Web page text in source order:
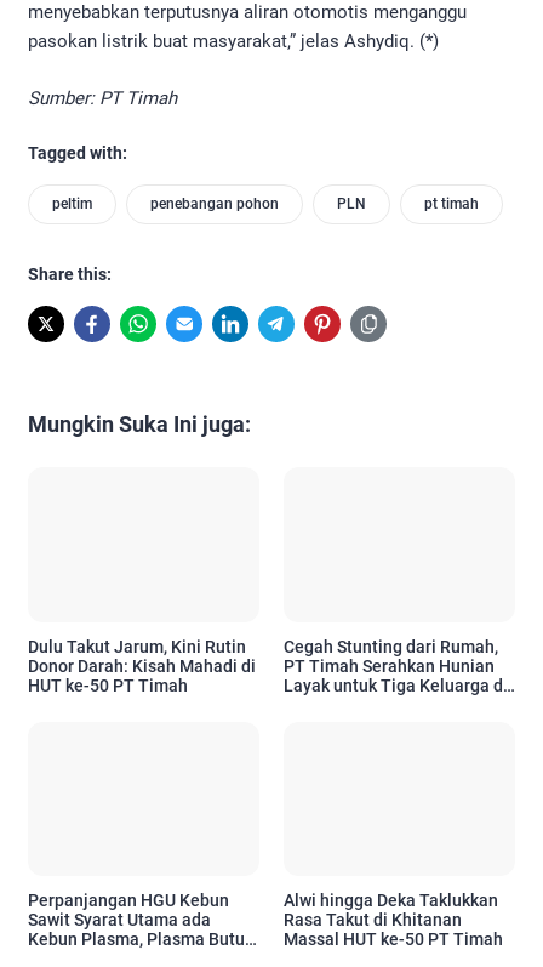
menyebabkan terputusnya aliran otomotis menganggu
pasokan listrik buat masyarakat,” jelas Ashydiq. (*)
Sumber: PT Timah
Tagged with:
peltim penebangan pohon PLN pt timah
Share this:
Mungkin Suka Ini juga:
Dulu Takut Jarum, Kini Rutin
Donor Darah: Kisah Mahadi di
HUT ke-50 PT Timah
Cegah Stunting dari Rumah,
PT Timah Serahkan Hunian
Layak untuk Tiga Keluarga di
Perpanjangan HGU Kebun
Sawit Syarat Utama ada
Kebun Plasma, Plasma Butuh
Alwi hingga Deka Taklukkan
Rasa Takut di Khitanan
Massal HUT ke-50 PT Timah